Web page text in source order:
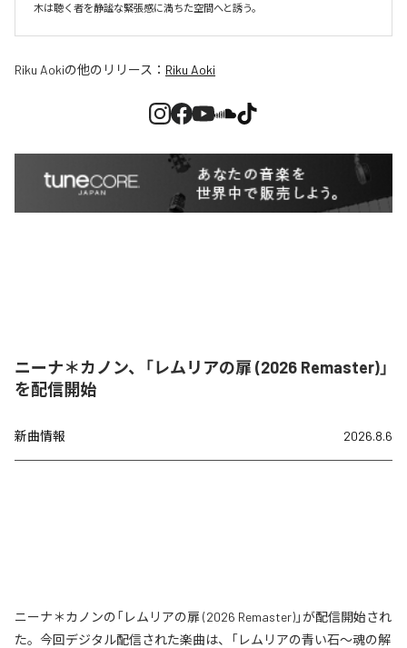
木は聴く者を静謐な緊張感に満ちた空間へと誘う。
Riku Aokiの他のリリース： Riku Aoki
ニーナ＊カノン、「レムリアの扉 (2026 Remaster)」
を配信開始
新曲情報 2026.8.6
ニーナ＊カノンの「レムリアの扉 (2026 Remaster)」が配信開始され
た。今回デジタル配信された楽曲は、「レムリアの青い石〜魂の解